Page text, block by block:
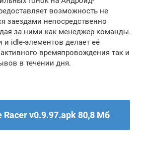
возможность не
заездами непосредственно
за ними как менеджер команды.
и idle-элементов делает её
времяпровождения так и
в течении дня.
Racer v0.9.97.apk80,8 Мб